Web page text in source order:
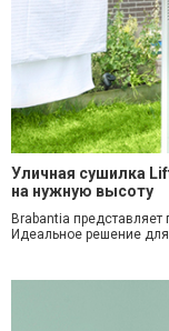
Уличная сушилка
на нужную высоту
Brabantia
Идеальное решение